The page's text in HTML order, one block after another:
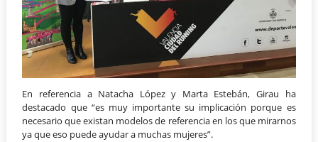
En referencia a Natacha López y Marta Estebán, Girau ha
destacado que “es muy importante su implicación porque es
necesario que existan modelos de referencia en los que mirarnos
ya que eso puede ayudar a muchas mujeres”.